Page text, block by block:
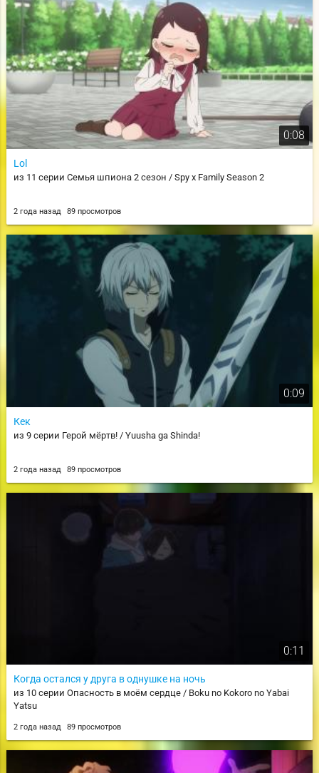
0:08
Lol
из 11 серии Семья шпиона 2 сезон / Spy x Family Season 2
2 года назад 89 просмотров
0:09
Кек
из 9 серии Герой мёртв! / Yuusha ga Shinda!
2 года назад 89 просмотров
0:11
Когда остался у друга в однушке на ночь
из 10 серии Опасность в моём сердце / Boku no Kokoro no Yabai
Yatsu
2 года назад 89 просмотров